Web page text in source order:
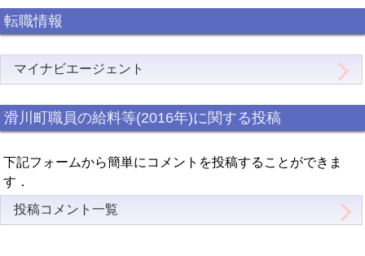
転職情報
マイナビエージェント
滑川町職員の給料等(2016年)に関する投稿
下記フォームから簡単にコメントを投稿することができま
す．
投稿コメント一覧